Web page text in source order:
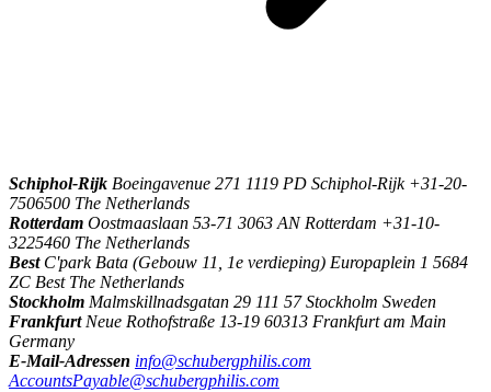
Schiphol-Rijk Boeingavenue 271 1119 PD Schiphol-Rijk +31-20-
7506500 The Netherlands
Rotterdam Oostmaaslaan 53-71 3063 AN Rotterdam +31-10-
3225460 The Netherlands
Best C'park Bata (Gebouw 11, 1e verdieping) Europaplein 1 5684
ZC Best The Netherlands
Stockholm Malmskillnadsgatan 29 111 57 Stockholm Sweden
Frankfurt Neue Rothofstraße 13-19 60313 Frankfurt am Main
Germany
E-Mail-Adressen info@schubergphilis.com
AccountsPayable@schubergphilis.com